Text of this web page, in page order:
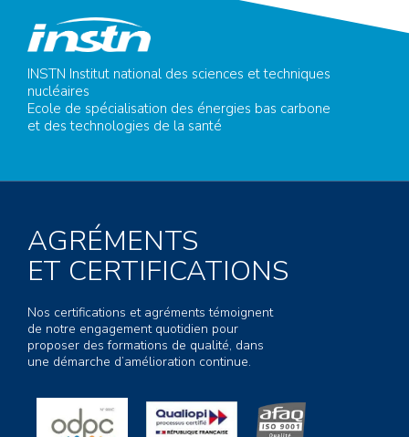
INSTN Institut national des sciences et techniques
nucléaires
Ecole de spécialisation des énergies bas carbone
et des technologies de la santé
AGRÉMENTS
ET CERTIFICATIONS
Nos certifications et agréments témoignent
de notre engagement quotidien pour
proposer des formations de qualité, dans
une démarche d’amélioration continue.